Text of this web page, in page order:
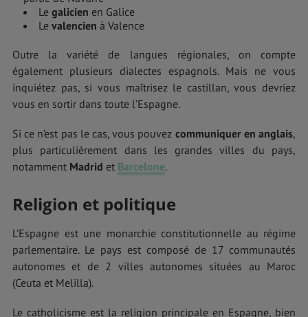
Le galicien en Galice
Le valencien à Valence
Outre la variété de langues régionales, on compte
également plusieurs dialectes espagnols. Mais ne vous
inquiétez pas, si vous maîtrisez le castillan, vous devriez
vous en sortir dans toute l’Espagne.
Si ce n’est pas le cas, vous pouvez communiquer en anglais,
plus particulièrement dans les grandes villes du pays,
notamment Madrid et Barcelone.
Religion et politique
L’Espagne est une monarchie constitutionnelle au régime
parlementaire. Le pays est composé de 17 communautés
autonomes et de 2 villes autonomes situées au Maroc
(Ceuta et Melilla).
Le catholicisme est la religion principale en Espagne, bien